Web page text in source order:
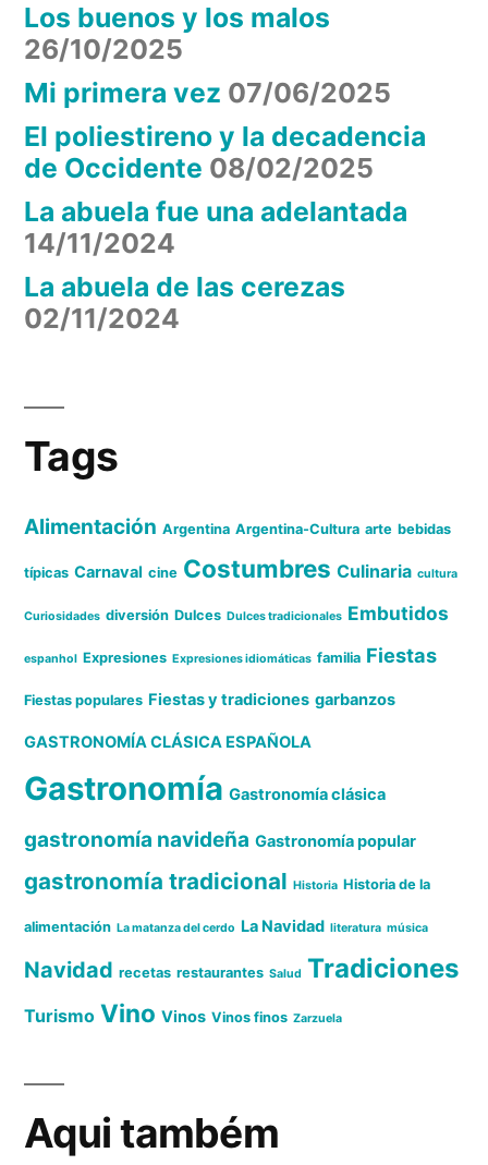
Los buenos y los malos
26/10/2025
Mi primera vez 07/06/2025
El poliestireno y la decadencia
de Occidente 08/02/2025
La abuela fue una adelantada
14/11/2024
La abuela de las cerezas
02/11/2024
Tags
Alimentación Argentina Argentina-Cultura arte bebidas
típicas Carnaval cine Costumbres Culinaria cultura
Curiosidades diversión Dulces Dulces tradicionales Embutidos
espanhol Expresiones Expresiones idiomáticas familia Fiestas
Fiestas populares Fiestas y tradiciones garbanzos
GASTRONOMÍA CLÁSICA ESPAÑOLA
Gastronomía Gastronomía clásica
gastronomía navideña Gastronomía popular
gastronomía tradicional Historia Historia de la
alimentación La matanza del cerdo La Navidad literatura música
Navidad recetas restaurantes Salud Tradiciones
Turismo Vino Vinos Vinos finos Zarzuela
Aqui também